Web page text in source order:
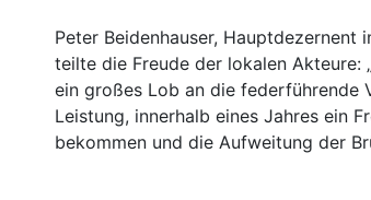
Peter Beidenhauser,
teilte die Freude der lokalen Akteure:
ein großes Lob an die federführende
Leistung, innerhalb eines Jahres ein
bekommen und die Aufweitung der